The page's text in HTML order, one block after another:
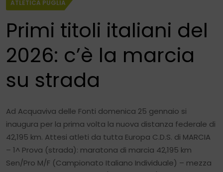
ATLETICA PUGLIA
Primi titoli italiani del
2026: c’è la marcia
su strada
Ad Acquaviva delle Fonti domenica 25 gennaio si
inaugura per la prima volta la nuova distanza federale di
42,195 km. Attesi atleti da tutta Europa C.D.S. di MARCIA
– 1^ Prova (strada): maratona di marcia 42,195 km
Sen/Pro M/F (Campionato Italiano Individuale) – mezza